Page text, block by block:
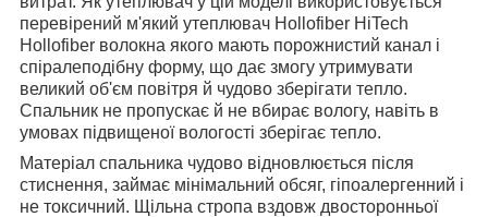
перевірений м'який утеплювач Hollofiber HiTech
Hollofiber волокна якого мають порожнистий канал і
спіралеподібну форму, що дає змогу утримувати
великий об'єм повітря й чудово зберігати тепло.
Спальник не пропускає й не вбирає вологу, навіть в
умовах підвищеної вологості зберігає тепло.
Матеріал спальника чудово відновлюється після
стиснення, займає мінімальний обсяг, гіпоалергенний і
не токсичний. Щільна стропа вздовж двосторонньої